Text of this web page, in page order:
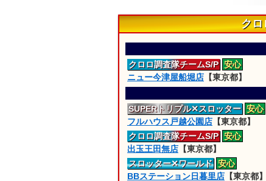
ク
クロロ調査隊チームS/P 安心
ニュー今津屋船堀店 【東京都】
SUPERトリプル✕スロッター 安心
フルハウス戸越公園店 【東京都】
クロロ調査隊チームS/P 安心
出玉王田無店 【東京都】
スロッター✕ワールド 安心
BBステーション日暮里店 【東京都】